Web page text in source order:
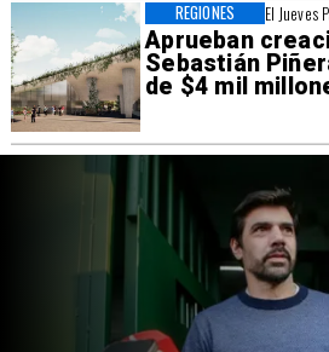
El Jueves
Aprueban
Sebastián
de $4 mil
REGIONES